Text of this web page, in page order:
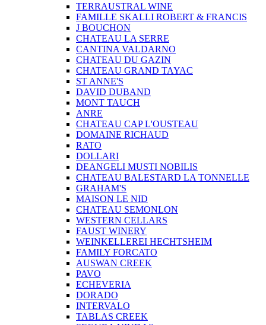
TERRAUSTRAL WINE
FAMILLE SKALLI ROBERT & FRANCIS
J BOUCHON
CHATEAU LA SERRE
CANTINA VALDARNO
CHATEAU DU GAZIN
CHATEAU GRAND TAYAC
ST ANNE'S
DAVID DUBAND
MONT TAUCH
ANRE
CHATEAU CAP L'OUSTEAU
DOMAINE RICHAUD
RATO
DOLLARI
DEANGELI MUSTI NOBILIS
CHATEAU BALESTARD LA TONNELLE
GRAHAM'S
MAISON LE NID
CHATEAU SEMONLON
WESTERN CELLARS
FAUST WINERY
WEINKELLEREI HECHTSHEIM
FAMILY FORCATO
AUSWAN CREEK
PAVO
ECHEVERIA
DORADO
INTERVALO
TABLAS CREEK